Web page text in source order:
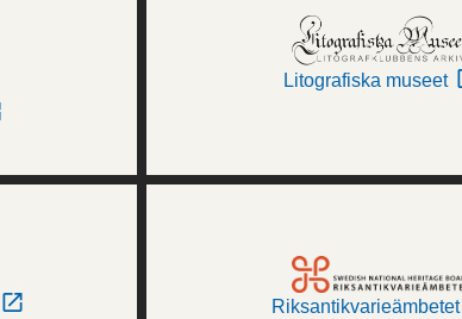
Litografiska museet
Riksantikvarieämbetet